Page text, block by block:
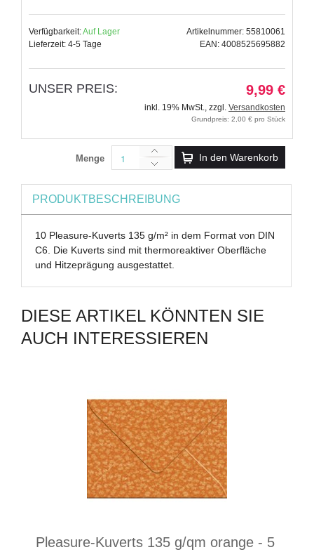
Verfügbarkeit:Auf Lager
Lieferzeit: 4-5 Tage
Artikelnummer: 55810061
EAN: 4008525695882
UNSER PREIS: 9,99 €
inkl. 19% MwSt., zzgl. Versandkosten
Grundpreis: 2,00 € pro Stück
Menge In den Warenkorb
PRODUKTBESCHREIBUNG
10 Pleasure-Kuverts 135 g/m² in dem Format von DIN
C6. Die Kuverts sind mit thermoreaktiver Oberfläche
und Hitzeprägung ausgestattet.
DIESE ARTIKEL KÖNNTEN SIE
AUCH INTERESSIEREN
Pleasure-Kuverts 135 g/qm orange - 5